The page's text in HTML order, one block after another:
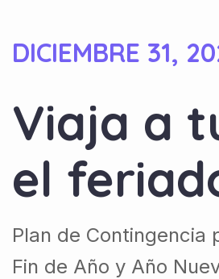
DICIEMBRE 31,
Viaja a
el
Plan de Contingencia
Fin de Año y Año